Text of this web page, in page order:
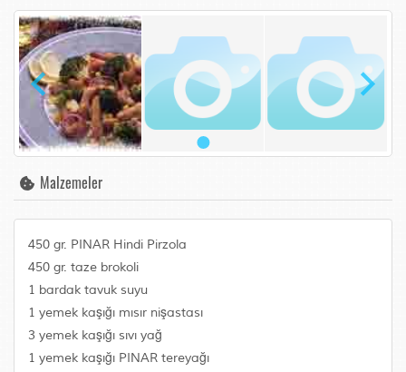
Malzemeler
450 gr. PINAR Hindi Pirzola
450 gr. taze brokoli
1 bardak tavuk suyu
1 yemek kaşığı mısır nişastası
3 yemek kaşığı sıvı yağ
1 yemek kaşığı PINAR tereyağı